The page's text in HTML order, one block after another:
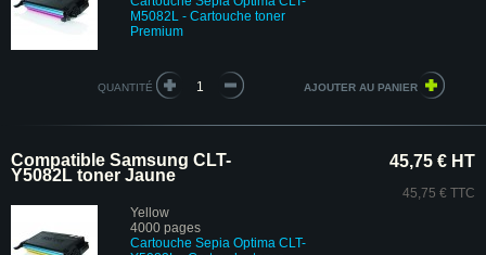
M5082L - Cartouche toner
Premium
QUANTITÉ
Compatible Samsung CLT-
Y5082L toner Jaune
Yellow
4000 pages
Cartouche Sepia Optima CLT-
45,75 € HT
45,75 € TTC